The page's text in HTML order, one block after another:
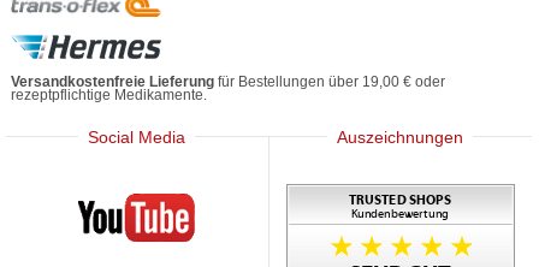
Versandkostenfreie Lieferung für Bestellungen über 19,00 € oder
rezeptpflichtige Medikamente.
Social Media
Mediherz
Auszeichnungen